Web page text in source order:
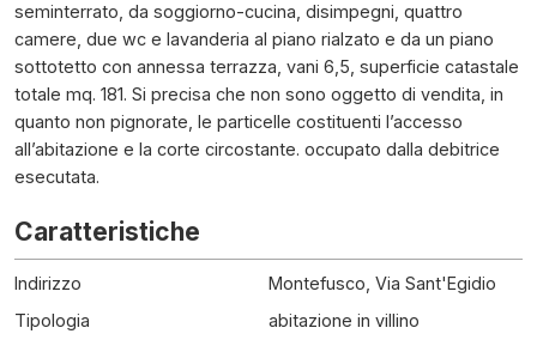
seminterrato, da soggiorno-cucina, disimpegni, quattro
camere, due wc e lavanderia al piano rialzato e da un piano
sottotetto con annessa terrazza, vani 6,5, superficie catastale
totale mq. 181. Si precisa che non sono oggetto di vendita, in
quanto non pignorate, le particelle costituenti l’accesso
all’abitazione e la corte circostante. occupato dalla debitrice
esecutata.
Caratteristiche
Indirizzo
Montefusco, Via Sant'Egidio
Tipologia
abitazione in villino